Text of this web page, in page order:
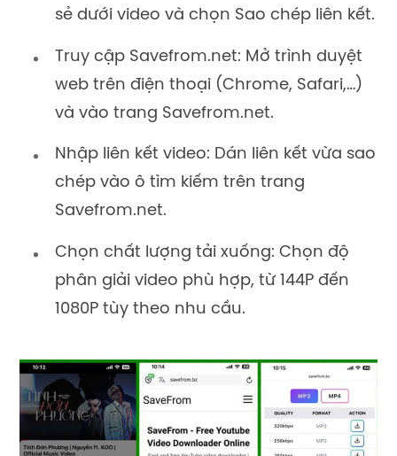
sẻ dưới video và chọn Sao chép liên kết.
Truy cập Savefrom.net: Mở trình duyệt
web trên điện thoại (Chrome, Safari,…)
và vào trang Savefrom.net.
Nhập liên kết video: Dán liên kết vừa sao
chép vào ô tìm kiếm trên trang
Savefrom.net.
Chọn chất lượng tải xuống: Chọn độ
phân giải video phù hợp, từ 144P đến
1080P tùy theo nhu cầu.